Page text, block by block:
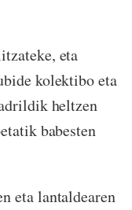
eta
kolektibo eta
heltzen
babesten
eta lantaldearen